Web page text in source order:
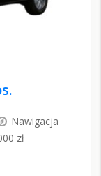
Nawigacja
zł